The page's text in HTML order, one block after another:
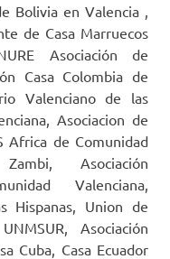
Bolivia en Valencia ,
de Casa Marruecos
Asociación de
Casa Colombia de
Valenciano de las
Asociacion de
Africa de Comunidad
Asociación
Valenciana,
Hispanas, Union de
Asociación
Cuba, Casa Ecuador